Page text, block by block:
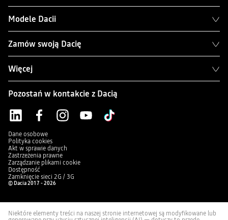
Modele Dacii
Zamów swoją Dacię
Więcej
Pozostań w kontakcie z Dacią
Dane osobowe
Polityka cookies
Akt w sprawie danych
Zastrzeżenia prawne
Zarządzanie plikami cookie
Dostępność
Zamknięcie sieci 2G / 3G
© Dacia 2017 - 2026
Niektóre elementy treści na naszej stronie internetowej są modyfikowane lub